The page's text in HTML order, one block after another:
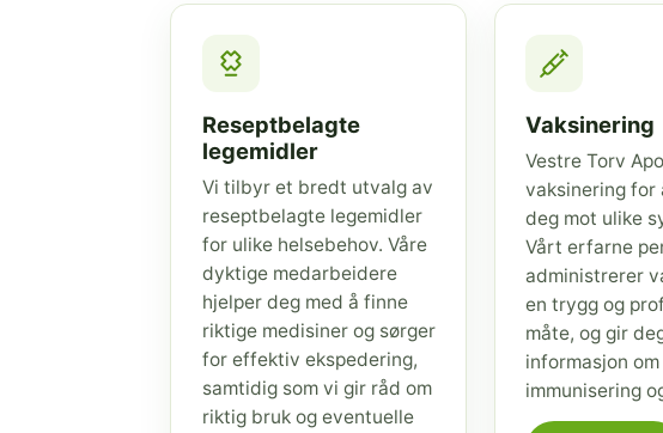
Reseptbelagte
legemidler
Vi tilbyr et bredt utvalg av
reseptbelagte legemidler
for ulike helsebehov. Våre
dyktige medarbeidere
hjelper deg med å finne
riktige medisiner og sørger
for effektiv ekspedering,
samtidig som vi gir råd om
riktig bruk og eventuelle
Vaksinering
Vestre Torv
vaksinering for
deg mot ulike
Vårt erfarne
administrerer
en trygg og
måte, og gir
informasjon om
immunisering